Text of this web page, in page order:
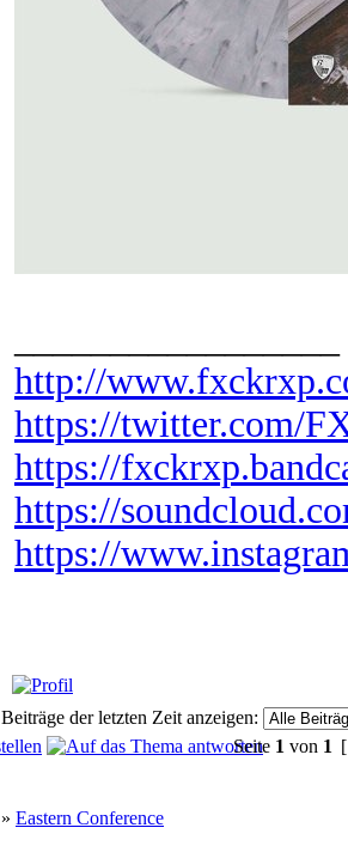
http://
https://twitter.com/
https://
https://
https://
Beiträge der letzten Zeit anzeigen:
Seite 1 von 1
» Eastern Conference